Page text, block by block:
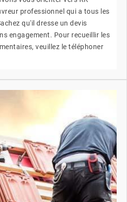
professionnel qui a tous les
qu'il dresse un devis
engagement. Pour recueillir les
veuillez le téléphoner